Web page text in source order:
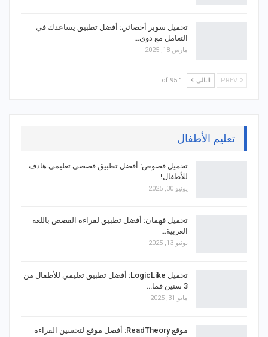
تحميل سوبر أخصائي: أفضل تطبيق يساعدك في
التعامل مع ذوي…
مارس 18, 2025
التالي 1 of 95
تعليم الأطفال
تحميل قصوص: أفضل تطبيق قصصي تعليمي هادف
للأطفال!
يونيو 30, 2025
تحميل فهمان: أفضل تطبيق لقراءة القصص باللغة
العربية…
يونيو 13, 2025
تحميل LogicLike: أفضل تطبيق تعليمي للأطفال من
3 سنين فما…
مايو 31, 2025
موقع ReadTheory: أفضل موقع لتحسين القراءة